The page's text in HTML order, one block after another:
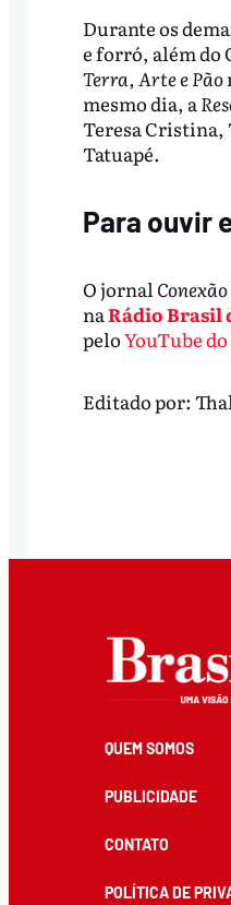
Durante os
e forró, além do
Terra, Arte e Pão
mesmo dia, a
Teresa Cristina,
Tatuapé.
Para ouvir
O jornal
naRádio Brasil
peloYouTube do
Editado por:
QUEM SOMOS
PUBLICIDADE
CONTATO
POLÍTICA DE